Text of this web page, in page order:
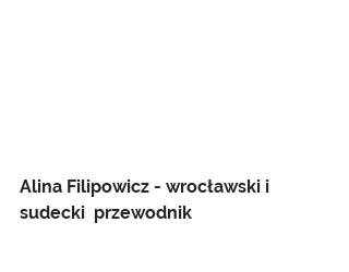
Alina Filipowicz - wrocławski i
sudecki  przewodnik